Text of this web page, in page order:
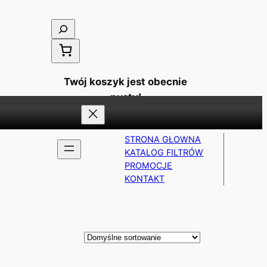
Szukaj
Twój koszyk jest obecnie
pusty!
STRONA GŁOWNA
KATALOG FILTRÓW
PROMOCJE
KONTAKT